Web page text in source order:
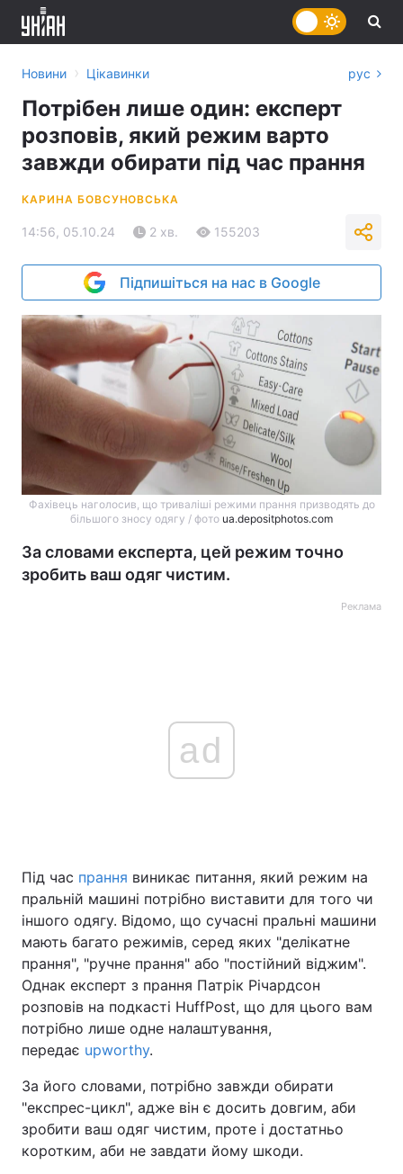
Головна Війна
Україна Політика
Економіка Світ
Спорт Наука
Техно і зв'язок Лайт
Зброя Інциденти
Здоров'я Туризм
Цікавинки Погода
Новини › Цікавинки рус
Потрібен лише один: експерт
розповів, який режим варто
завжди обирати під час прання
КАРИНА БОВСУНОВСЬКА
14:56, 05.10.24 2 хв. 155203
Підпишіться на нас в Google
Фахівець наголосив, що триваліші режими прання призводять до
більшого зносу одягу / фото ua.depositphotos.com
За словами експерта, цей режим точно
зробить ваш одяг чистим.
Реклама
ad
Під час прання виникає питання, який режим на
пральній машині потрібно виставити для того чи
іншого одягу. Відомо, що сучасні пральні машини
мають багато режимів, серед яких "делікатне
прання", "ручне прання" або "постійний віджим".
Однак експерт з прання Патрік Річардсон
розповів на подкасті HuffPost, що для цього вам
потрібно лише одне налаштування,
передає upworthy.
За його словами, потрібно завжди обирати
"експрес-цикл", адже він є досить довгим, аби
зробити ваш одяг чистим, проте і достатньо
коротким, аби не завдати йому шкоди.